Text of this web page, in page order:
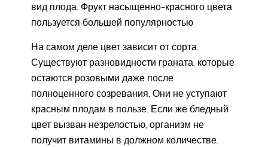
вид плода. Фрукт насыщенно-красного цвета
пользуется большей популярностью
На самом деле цвет зависит от сорта.
Существуют разновидности граната, которые
остаются розовыми даже после
полноценного созревания. Они не уступают
красным плодам в пользе. Если же бледный
цвет вызван незрелостью, организм не
получит витамины в должном количестве.